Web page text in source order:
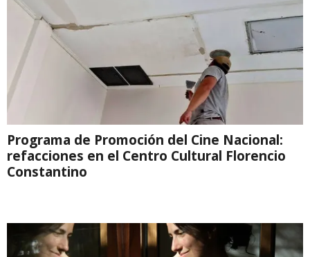
Programa de Promoción del Cine Nacional:
refacciones en el Centro Cultural Florencio
Constantino